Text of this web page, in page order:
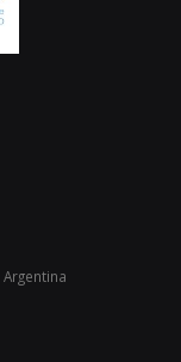
Argentina